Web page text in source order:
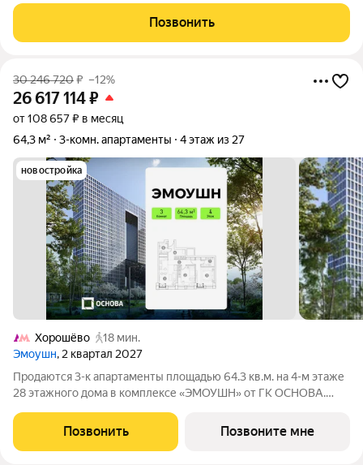
ДЕЙСТВИТЕЛЬНОСТИ! ПРО АПАРТАМЕНТЫ: Комфортная
эргономичная планировка для большой семьи, общий метраж -
Позвонить
30 246 720₽ –12%
26 617 114₽
от 108 657 ₽ в месяц
64,3 м²
3-комн. апартаменты 4 этаж из 27
новостройка
Хорошёво
18 мин.
Эмоушн, 2 квартал 2027
Продаются 3-к апартаменты площадью 64.3 кв.м. на 4-м этаже
28 этажного дома в комплексе «ЭМОУШН» от ГК ОСНОВА.
бизнес-класса в престижном районе Хорошёво-Мнёвники
(СЗАО), новый выразительный акцент
Позвонить Позвоните мне